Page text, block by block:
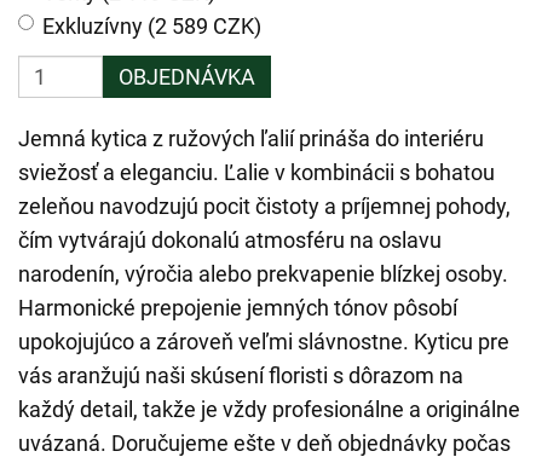
Exkluzívny (2 589 CZK)
OBJEDNÁVKA
Jemná kytica z ružových ľalií prináša do interiéru
sviežosť a eleganciu. Ľalie v kombinácii s bohatou
zeleňou navodzujú pocit čistoty a príjemnej pohody,
čím vytvárajú dokonalú atmosféru na oslavu
narodenín, výročia alebo prekvapenie blízkej osoby.
Harmonické prepojenie jemných tónov pôsobí
upokojujúco a zároveň veľmi slávnostne. Kyticu pre
vás aranžujú naši skúsení floristi s dôrazom na
každý detail, takže je vždy profesionálne a originálne
uvázaná. Doručujeme ešte v deň objednávky počas